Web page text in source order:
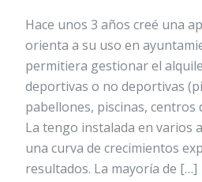
Hace unos 3 años creé una
orienta a su uso en
permitiera gestionar el
deportivas o no deportivas
pabellones, piscinas, centros
La tengo instalada en varios
una curva de crecimientos
resultados. La mayoría de […]